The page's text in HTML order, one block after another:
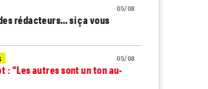
05/08
rédacteurs… si ça vous
05/08
: "Les autres sont un ton au-